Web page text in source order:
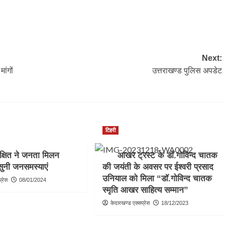
Next:
उत्तराखण्ड पुलिस अपडेट
ने जनता मिलन
जनसमस्याएं
08/01/2024
टिहरी
आखर ट्रस्ट के डॉ.गोविन्द चातक
की जयंती के अवसर पर ईश्वरी प्रसाद
उनियाल को मिला “डॉ.गोविन्द चातक
स्मृति आखर साहित्य सम्मान”
केदारखण्ड एक्सप्रेस 18/12/2023